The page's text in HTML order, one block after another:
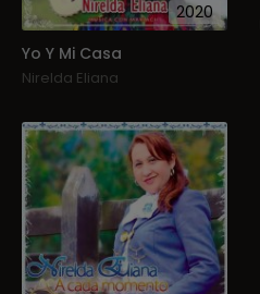
2020
Yo Y Mi Casa
Nirelda Eliana